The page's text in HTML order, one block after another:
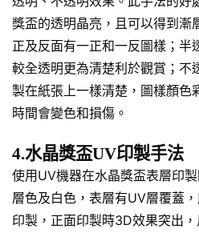
獎盃的透明晶亮，且可以得到漸
正及反面有一正和一反圖樣；半
較全透明更為清楚利於觀賞；不
製在紙張上一樣清楚，圖樣顏色
時間會變色和損傷。
4.水晶獎盃UV印製手法
使用UV機器在水晶獎盃表層印
層色及白色，表層有UV層覆蓋
印製，正面印製時3D效果突出